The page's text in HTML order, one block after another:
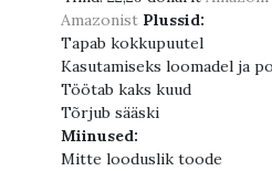
Amazonist Plussid:
Tapab kokkupuutel
Kasutamiseks loomadel ja
Töötab kaks kuud
Tõrjub sääski
Miinused:
Mitte looduslik toode